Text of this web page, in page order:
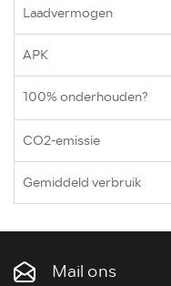
Laadvermogen
APK
100% onderhouden?
CO2-emissie
Gemiddeld verbruik
Mail ons